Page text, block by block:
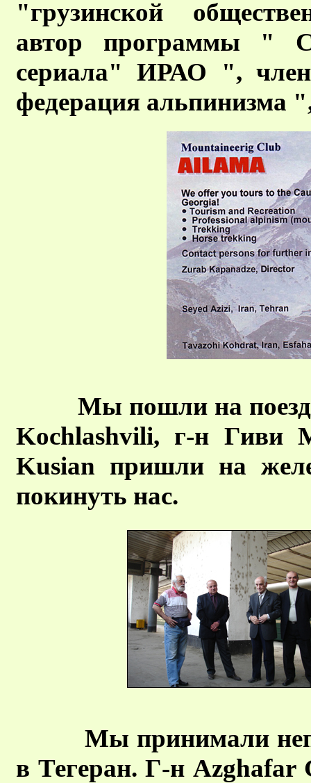
"грузинской
автор программы "
сериала" ИРАО ",
федерация альпинизма
Мы пошли на
Kochlashvili, г-н Гиви
Kusian пришли на
покинуть нас.
Мы принимали
в Тегеран. Г-н